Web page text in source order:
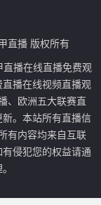
直播 版权所有
播在线直播免费观
播在线视频直播观
、欧洲五大联赛直
。本站所有直播信
有内容均来自互联
侵犯您的权益请通